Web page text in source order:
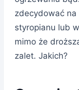
zdecydować
styropianu lub
mimo że
zalet. Jakich?